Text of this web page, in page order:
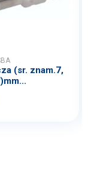
(sr. znam.7,